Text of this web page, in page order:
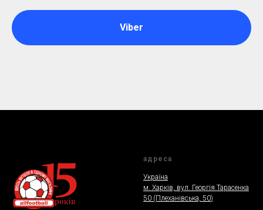
Viber
адреса
Україна
м. Харкiв, вул. Георгія Тарасенка
50 (Плеханiвська, 50)